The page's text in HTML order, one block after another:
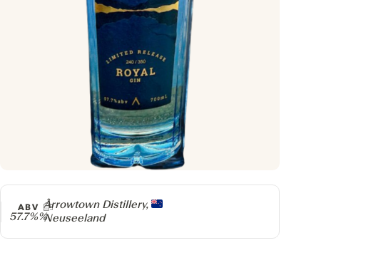
Producer
Arrowtown Distillery,
Neuseeland
ABV
57.7%%